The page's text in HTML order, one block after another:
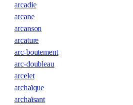
arcadie
arcane
arcanson
arcature
arc-boutement
arc-doubleau
arcelet
archaïque
archaïsant